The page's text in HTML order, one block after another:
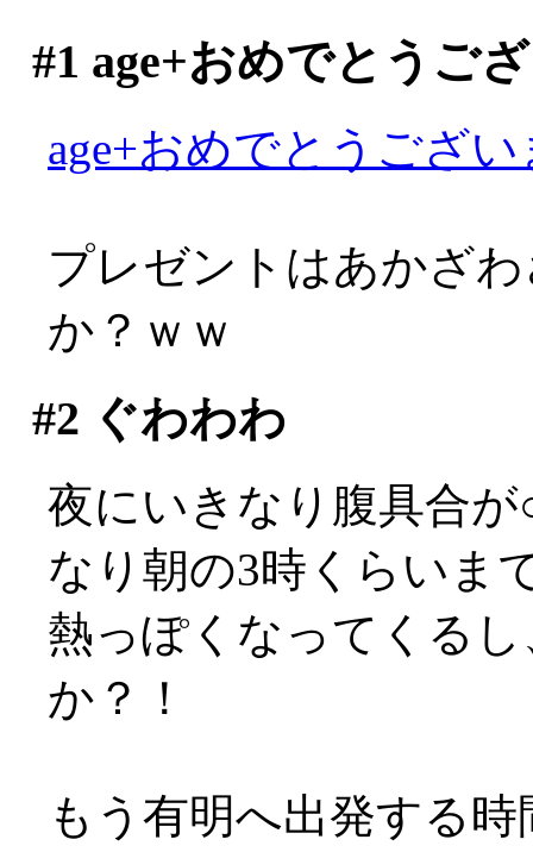
#1 age+おめでとうご
age+おめでとうござ
プレゼントはあかざ
か？ｗｗ
#2 ぐわわわ
夜にいきなり腹具合
なり朝の3時くらいま
熱っぽくなってくる
か？！
もう有明へ出発する